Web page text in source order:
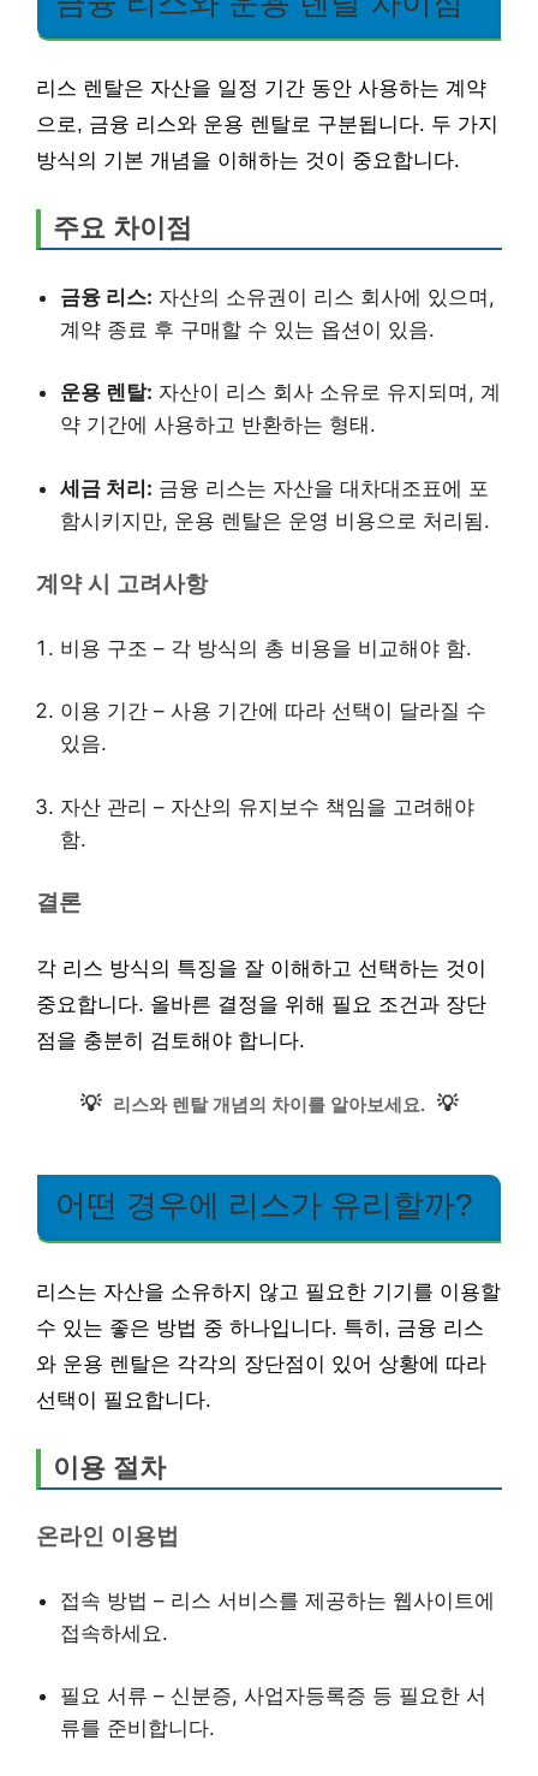
리스 렌탈은 자산을 일정 기간 동안 사용하는 계약
으로, 금융 리스와 운용 렌탈로 구분됩니다. 두 가지
방식의 기본 개념을 이해하는 것이 중요합니다.
주요 차이점
금융 리스: 자산의 소유권이 리스 회사에 있으며,
계약 종료 후 구매할 수 있는 옵션이 있음.
운용 렌탈: 자산이 리스 회사 소유로 유지되며, 계
약 기간에 사용하고 반환하는 형태.
세금 처리: 금융 리스는 자산을 대차대조표에 포
함시키지만, 운용 렌탈은 운영 비용으로 처리됨.
계약 시 고려사항
비용 구조 – 각 방식의 총 비용을 비교해야 함.
이용 기간 – 사용 기간에 따라 선택이 달라질 수
있음.
자산 관리 – 자산의 유지보수 책임을 고려해야
함.
결론
각 리스 방식의 특징을 잘 이해하고 선택하는 것이
중요합니다. 올바른 결정을 위해 필요 조건과 장단
점을 충분히 검토해야 합니다.
💡 리스와 렌탈 개념의 차이를 알아보세요. 💡
어떤 경우에 리스가 유리할까?
리스는 자산을 소유하지 않고 필요한 기기를 이용할
수 있는 좋은 방법 중 하나입니다. 특히, 금융 리스
와 운용 렌탈은 각각의 장단점이 있어 상황에 따라
선택이 필요합니다.
이용 절차
온라인 이용법
접속 방법 – 리스 서비스를 제공하는 웹사이트에
접속하세요.
필요 서류 – 신분증, 사업자등록증 등 필요한 서
류를 준비합니다.